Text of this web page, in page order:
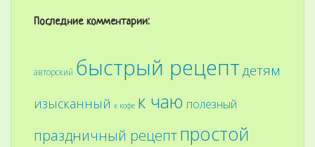
Последние комментарии:
авторский быстрый рецепт детям
изысканный к кофе к чаю полезный
праздничный рецептпростой